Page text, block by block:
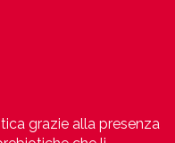
grazie alla presenza